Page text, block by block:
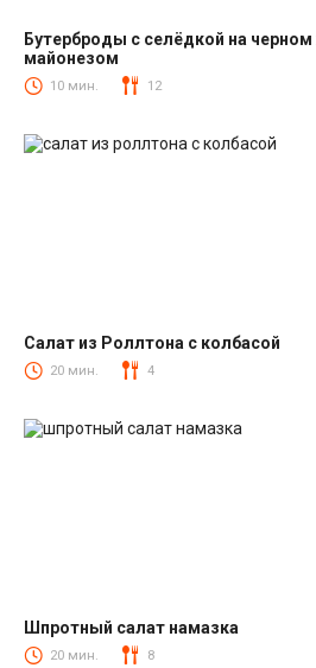
Закуски
Бутерброды с селёдкой на черном
майонезом
10 мин. 12
Салаты с колбасой
Салат из Роллтона с колбасой
20 мин. 4
Салаты со шпротами
Шпротный салат намазка
20 мин. 8